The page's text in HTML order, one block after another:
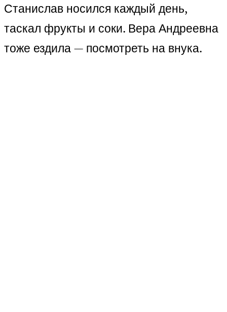
Станислав носился каждый день,
таскал фрукты и соки. Вера Андреевна
тоже ездила — посмотреть на внука.